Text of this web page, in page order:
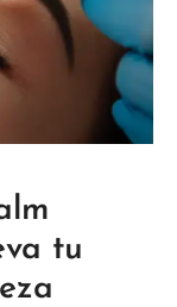
tu